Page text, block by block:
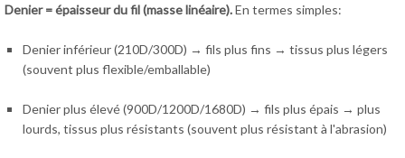
Denier = épaisseur du fil (masse linéaire).En termes simples:
Denier inférieur (210D/300D) → fils plus fins → tissus plus légers
(souvent plus flexible/emballable)
Denier plus élevé (900D/1200D/1680D) → fils plus épais → plus
lourds, tissus plus résistants (souvent plus résistant à l'abrasion)